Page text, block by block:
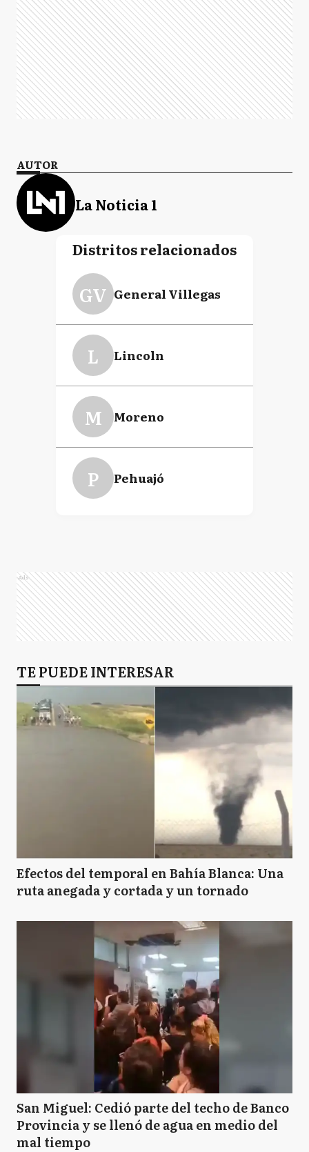
AUTOR
La Noticia 1
Distritos relacionados
GV General Villegas
L Lincoln
M Moreno
P Pehuajó
Ads
TE PUEDE INTERESAR
Efectos del temporal en Bahía Blanca: Una
ruta anegada y cortada y un tornado
San Miguel: Cedió parte del techo de Banco
Provincia y se llenó de agua en medio del
mal tiempo